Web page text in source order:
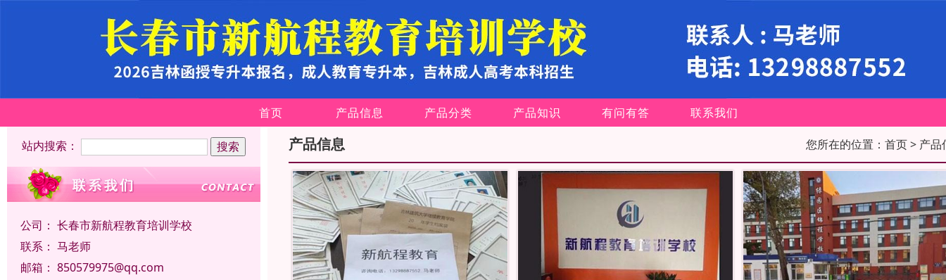
首页 产品信息 产品分类 产品知识 有问有答 联系我们
站内搜索：
公司： 长春市新航程教育培训学校
联系： 马老师
邮箱： 850579975@qq.com
产品信息 您所在的位置： 首页> 产品